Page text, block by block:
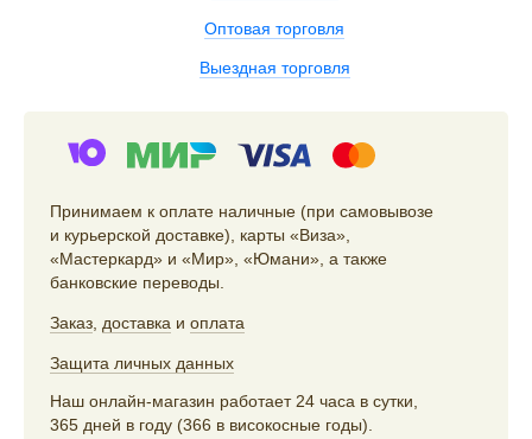
Оптовая торговля
Выездная торговля
Принимаем к оплате наличные (при самовывозе
и курьерской доставке), карты «Виза»,
«Мастеркард» и «Мир», «Юмани», а также
банковские переводы.
Заказ доставка и оплата
Защита личных данных
Наш онлайн-магазин работает 24 часа в сутки,
365 дней в году (366 в високосные годы).